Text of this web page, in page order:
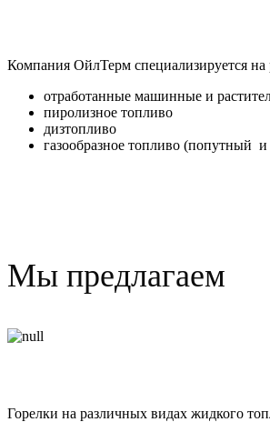
Компания ОйлТерм специализируется на
отработанные машинные и
пиролизное топливо
дизтопливо
газообразное топливо (попутный
Мы предлагаем
Горелки на различных видах жидкого